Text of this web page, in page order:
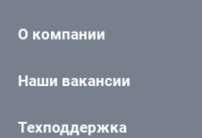
О компании
Наши вакансии
Техподдержка